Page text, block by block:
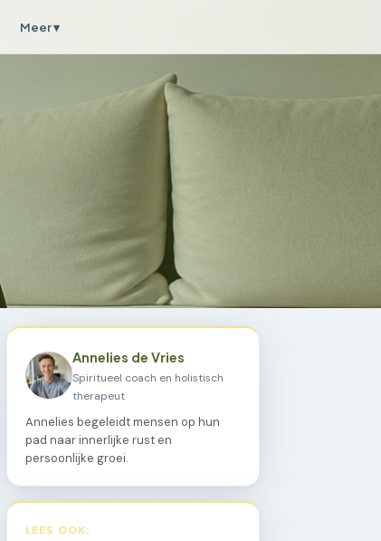
Meer ▾
Annelies de Vries
Spiritueel coach en holistisch
therapeut
Annelies begeleidt mensen op hun
pad naar innerlijke rust en
persoonlijke groei.
LEES OOK: